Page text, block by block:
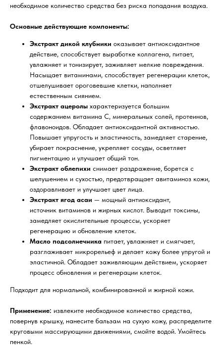
необходимое количество средства без риска попадания воздуха.
Основные действующие компоненты:
Экстракт дикой клубники оказывает антиоксидантное
действие, способствует выработке коллагена, питает,
увлажняет и тонизирует, заживляет мелкие повреждения.
Насыщает витаминами, способствует регенерации клеток,
отшелушивает ороговевшие клетки, наполняет
естественным сиянием.
Экстракт ацеролы характеризуется большим
содержанием витамина С, минеральных солей, протеинов,
флавоноидов. Обладает антиоксидантной активностью.
Повышает упругость и эластичность, замедляет старение,
убирает покраснение, укрепляет сосуды, осветляет
пигментацию и улучшает общий тон.
Экстракт облепихи снимает раздражение, борется с
шелушением и сухостью, предотвращает авитаминоз кожи,
оздоравливает и улучшает цвет лица.
Экстракт ягод асаи — мощный антиоксидант,
источник витаминов и жирных кислот. Выводит токсины,
замедляет окислительные процессы, ускоряет
регенерацию и обновление клеток.
Масло подсолнечника питает, увлажняет и смягчает,
разглаживает микрорельеф и делает кожу более упругой и
эластичной. Обладает заживляющим действием, ускоряет
процесс обновления и регенерации клеток.
Подходит для нормальной, комбинированной и жирной кожи.
Применение: извлеките необходимое количество средства,
повернув крышку, нанесите бальзам на сухую кожу, распределите
круговыми массирующими движениями, смойте водой. Умойтесь
пенкой.